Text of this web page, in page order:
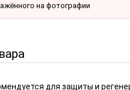
на фотографии
для защиты и